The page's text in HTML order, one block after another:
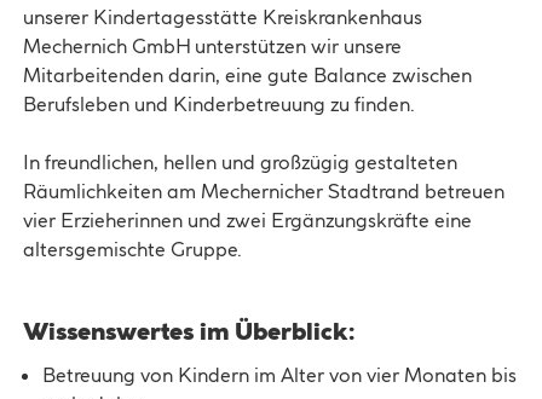
unserer Kindertagesstätte Kreiskrankenhaus
Mechernich GmbH unterstützen wir unsere
Mitarbeitenden darin, eine gute Balance zwischen
Berufsleben und Kinderbetreuung zu finden.
In freundlichen, hellen und großzügig gestalteten
Räumlichkeiten am Mechernicher Stadtrand betreuen
vier Erzieherinnen und zwei Ergänzungskräfte eine
altersgemischte Gruppe.
Wissenswertes im Überblick:
Betreuung von Kindern im Alter von vier Monaten bis